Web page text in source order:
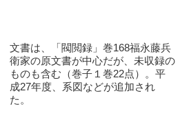
書
文書は、「閥閲録」巻168福永藤兵
衛家の原文書が中心だが、未収録の
ものも含む（巻子１巻22点）。平
成27年度、系図などが追加され
た。